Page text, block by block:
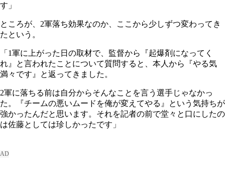
す」
ところが、2軍落ち効果なのか、ここから少しずつ変わってき
たという。
「1軍に上がった日の取材で、監督から『起爆剤になってく
れ』と言われたことについて質問すると、本人から『やる気
満々です』と返ってきました。
2軍に落ちる前は自分からそんなことを言う選手じゃなかっ
た。『チームの悪いムードを俺が変えてやる』という気持ちが
強かったんだと思います。それを記者の前で堂々と口にしたの
は佐藤としては珍しかったです」